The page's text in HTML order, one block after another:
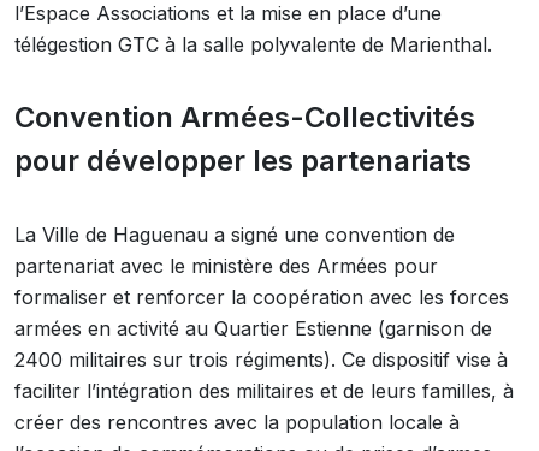
l’Espace Associations et la mise en place d’une
télégestion GTC à la salle polyvalente de Marienthal.
Convention Armées-Collectivités
pour développer les partenariats
La Ville de Haguenau a signé une convention de
partenariat avec le ministère des Armées pour
formaliser et renforcer la coopération avec les forces
armées en activité au Quartier Estienne (garnison de
2400 militaires sur trois régiments). Ce dispositif vise à
faciliter l’intégration des militaires et de leurs familles, à
créer des rencontres avec la population locale à